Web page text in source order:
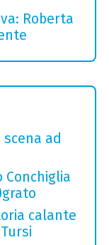
Roberta
ad
Conchiglia
calante